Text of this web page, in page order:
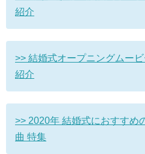
紹介
>> 結婚式オープニングムー
紹介
>> 2020年 結婚式におすすめ
曲 特集